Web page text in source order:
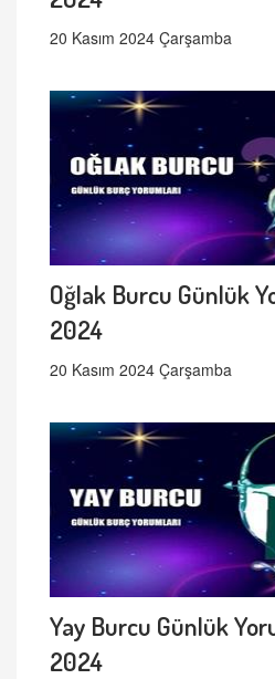
20 Kasım 2024 Çarşamba
Oğlak Burcu Günlük
2024
20 Kasım 2024 Çarşamba
Yay Burcu Günlük
2024